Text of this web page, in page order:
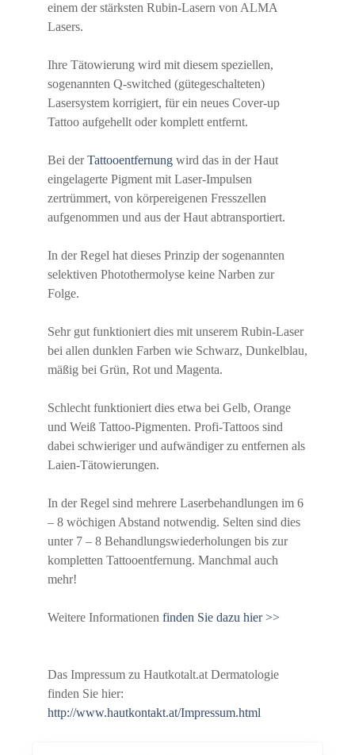
einem der stärksten Rubin-Lasern von ALMA
Lasers.
Ihre Tätowierung wird mit diesem speziellen,
sogenannten Q-switched (gütegeschalteten)
Lasersystem korrigiert, für ein neues Cover-up
Tattoo aufgehellt oder komplett entfernt.
Bei derTattooentfernung wird das in der Haut
eingelagerte Pigment mit Laser-Impulsen
zertrümmert, von körpereigenen Fresszellen
aufgenommen und aus der Haut abtransportiert.
In der Regel hat dieses Prinzip der sogenannten
selektiven Photothermolyse keine Narben zur
Folge.
Sehr gut funktioniert dies mit unserem Rubin-Laser
bei allen dunklen Farben wie Schwarz, Dunkelblau,
mäßig bei Grün, Rot und Magenta.
Schlecht funktioniert dies etwa bei Gelb, Orange
und Weiß Tattoo-Pigmenten. Profi-Tattoos sind
dabei schwieriger und aufwändiger zu entfernen als
Laien-Tätowierungen.
In der Regel sind mehrere Laserbehandlungen im 6
– 8 wöchigen Abstand notwendig. Selten sind dies
unter 7 – 8 Behandlungswiederholungen bis zur
kompletten Tattooentfernung. Manchmal auch
mehr!
Weitere Informationen finden Sie dazu hier >>
Das Impressum zu Hautkotalt.at Dermatologie
finden Sie hier:
http://www.hautkontakt.at/Impressum.html